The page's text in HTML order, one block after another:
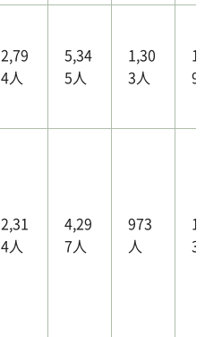
2,79
4人
5,34
5人
1,30
3人
9
2,31
4人
4,29
7人
973
人
3